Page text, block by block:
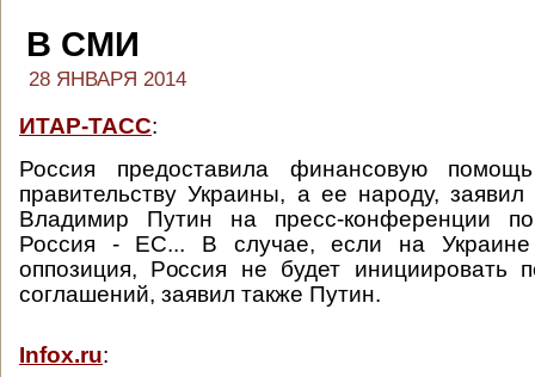
В СМИ
28 ЯНВАРЯ 2014
ИТАР-ТАСС:
Россия предоставила финансовую
правительству Украины, а ее народу,
Владимир Путин на пресс-конференции
Россия - ЕС... В случае, если на Украине
оппозиция, Россия не будет инициировать
соглашений, заявил также Путин.
Infox.ru: